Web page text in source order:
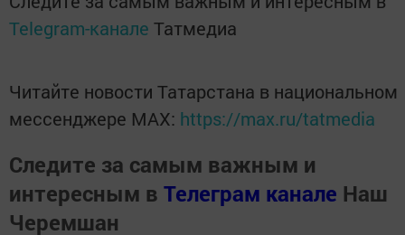
Telegram-канале Татмедиа
Читайте новости Татарстана в национальном
мессенджере MАХ: https://max.ru/tatmedia
Следите за самым важным и
интересным в Телеграм канале Наш
Черемшан